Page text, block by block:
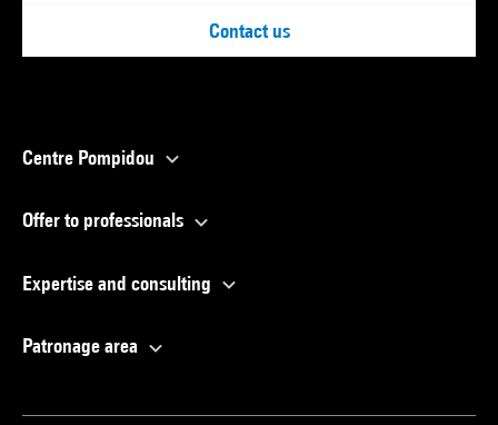
Contact us
Centre Pompidou
Offer to professionals
Expertise and consulting
Patronage area